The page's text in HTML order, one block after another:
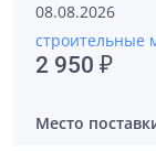
08.08.2026
строительные
2 950 ₽
Место